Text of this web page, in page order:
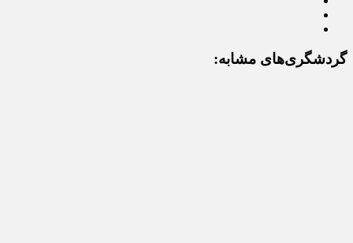
گردشگری‌های مشابه: